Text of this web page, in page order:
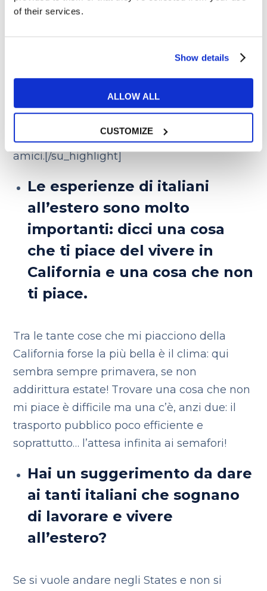
of their services.
Show details
ALLOW ALL
CUSTOMIZE
Ma lasciare il mio paese è stata più una
[su_highlight background=”#cae5fa”]spero
Tra le tante cose che vorrei fare al mio
una famiglia e vivere vicino a parenti e
amici.[/su_highlight]
Le esperienze di italiani
all’estero sono molto
importanti: dicci una cosa
che ti piace del vivere in
California e una cosa che non
ti piace.
Tra le tante cose che mi piacciono della
California forse la più bella è il clima: qui
sembra sempre primavera, se non
addirittura estate! Trovare una cosa che non
mi piace è difficile ma una c’è, anzi due: il
trasporto pubblico poco efficiente e
soprattutto… l’attesa infinita ai semafori!
Hai un suggerimento da dare
ai tanti italiani che sognano
di lavorare e vivere
all’estero?
Se si vuole andare negli States e non si